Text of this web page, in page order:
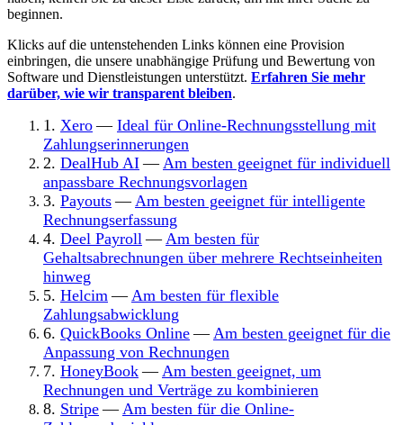
beginnen.
Klicks auf die untenstehenden Links können eine Provision
einbringen, die unsere unabhängige Prüfung und Bewertung von
Software und Dienstleistungen unterstützt. Erfahren Sie mehr
darüber, wie wir transparent bleiben.
1. Xero — Ideal für Online-Rechnungsstellung mit
Zahlungserinnerungen
2. DealHub AI —Am besten geeignet für individuell
anpassbare Rechnungsvorlagen
3. Payouts —Am besten geeignet für intelligente
Rechnungserfassung
4. Deel Payroll —Am besten für
Gehaltsabrechnungen über mehrere Rechtseinheiten
hinweg
5. Helcim —Am besten für flexible
Zahlungsabwicklung
6. QuickBooks Online —Am besten geeignet für die
Anpassung von Rechnungen
7. HoneyBook —Am besten geeignet, um
Rechnungen und Verträge zu kombinieren
8. Stripe —Am besten für die Online-